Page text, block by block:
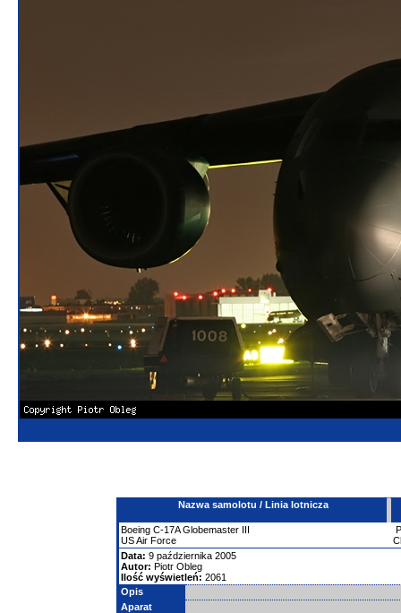
Nazwa samolotu / Linia lotnicza
Boeing C-17A Globemaster III
US Air Force
Data: 9 października 2005
Autor: Piotr Obleg
Ilość wyświetleń: 2061
Opis
Aparat